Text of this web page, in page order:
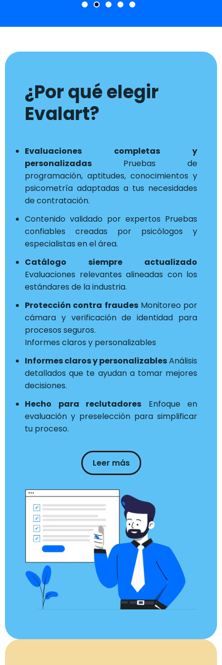
¿Por qué elegir
Evalart?
Evaluaciones completas y
personalizadas Pruebas de
programación, aptitudes, conocimientos y
psicometría adaptadas a tus necesidades
de contratación.
Contenido validado por expertos Pruebas
confiables creadas por psicólogos y
especialistas en el área.
Catálogo siempre actualizado
Evaluaciones relevantes alineadas con los
estándares de la industria.
Protección contra fraudesMonitoreo por
cámara y verificación de identidad para
procesos seguros.
Informes claros y personalizables
Informes claros y personalizablesAnálisis
detallados que te ayudan a tomar mejores
decisiones.
Hecho para reclutadores Enfoque en
evaluación y preselección para simplificar
tu proceso.
Leer más